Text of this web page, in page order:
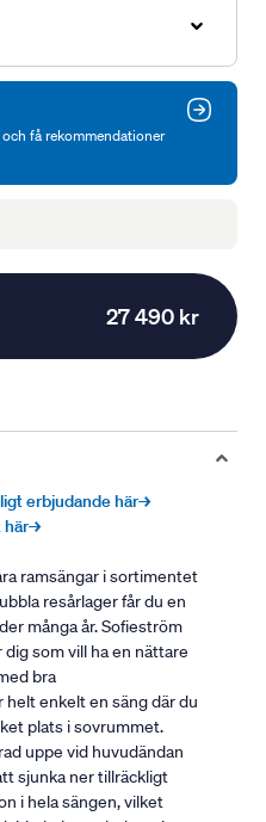
få rekommendationer
27 490 kr
erbjudande här→
här→
ramsängar i sortimentet
resårlager får du en
många år. Sofieström
som vill ha en nättare
bra
enkelt en säng där du
plats i sovrummet.
uppe vid huvudändan
sjunka ner tillräckligt
i hela sängen, vilket